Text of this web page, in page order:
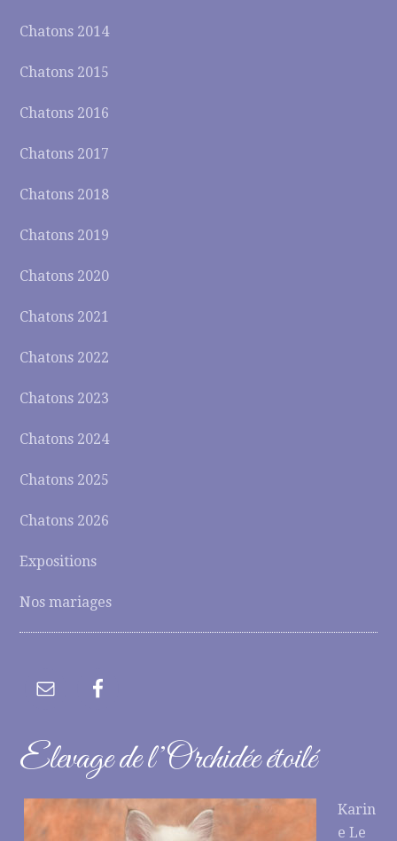
Chatons 2014
Chatons 2015
Chatons 2016
Chatons 2017
Chatons 2018
Chatons 2019
Chatons 2020
Chatons 2021
Chatons 2022
Chatons 2023
Chatons 2024
Chatons 2025
Chatons 2026
Expositions
Nos mariages
Elevage de l’Orchidée étoilé
Karin
e Le